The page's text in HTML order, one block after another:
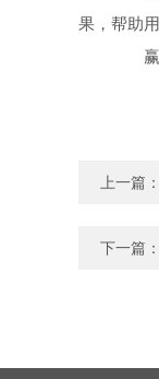
果，帮助
赢州
上一篇：
下一篇：